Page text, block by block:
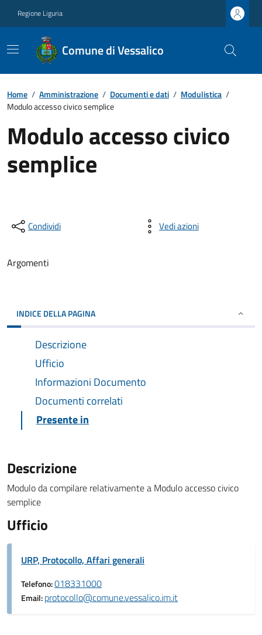
Regione Liguria
Comune di Vessalico
Home / Amministrazione / Documenti e dati / Modulistica /
Modulo accesso civico semplice
Modulo accesso civico
semplice
Condividi Vedi azioni
Argomenti
INDICE DELLA PAGINA
Descrizione
Ufficio
Informazioni Documento
Documenti correlati
Presente in
Descrizione
Modulo da compilare relativamente a Modulo accesso civico
semplice
Ufficio
URP, Protocollo, Affari generali
Telefono:018331000
Email:protocollo@comune.vessalico.im.it